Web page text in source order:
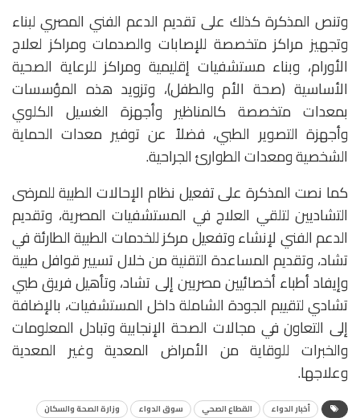
وتنص المذكرة كذلك على تقديم الدعم الفني المصري لبناء
وتجهيز مراكز متخصصة للإصابات والصدمات ومراكز لعلاج
الأورام، وبناء مستشفيات إقليمية ومراكز للرعاية الصحية
الأساسية (صحة الأم والطفل)، وتزويد هذه المؤسسات
بمعدات متخصصة كالمناظير وأجهزة الغسيل الكلوي
وأجهزة التصوير الطبي، فضلاً عن توفير معدات الحماية
الشخصية ومعدات الطوارئ الجراحية.
كما نصت المذكرة على تفعيل نظام الإحالات الطبية للمرضى
التشاديين لتلقي العلاج في المستشفيات المصرية، وتقديم
الدعم الفني لإنشاء وتفعيل مركز للخدمات الطبية الطارئة في
تشاد، وتقديم المساعدة التقنية من خلال تسيير قوافل طبية
وإيفاد أطباء أخصائيين مصريين إلى تشاد، وتأهيل فريق طبي
تشادي لتقييم الجودة الشاملة داخل المستشفيات، بالإضافة
إلى التعاون في مجالات الصحة الإنجابية وتبادل المعلومات
والخبرات للوقاية من الأمراض المعدية وغير المعدية
وعلاجها.
أخبار الدواء القطاع الصحي سوق الدواء
وزارة الصحة والسكان